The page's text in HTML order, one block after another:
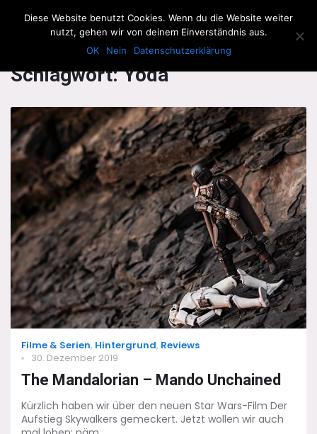
The Howling Men
Schlagwort:Yoda
Categories
Filme & Serien, Hintergrund, Reviews
Posted
on
30. Dezember 2019
The Mandalorian – Mando Unchained
Kürzlich haben wir über den neuen Star Wars-Film Der
Aufstieg Skywalkers gemeckert. Jetzt wollen wir auch
Diese Website benutzt Cookies. Wenn du die Website weiter
nutzt, gehen wir von deinem Einverständnis aus.
OK
Nein Datenschutzerklärung